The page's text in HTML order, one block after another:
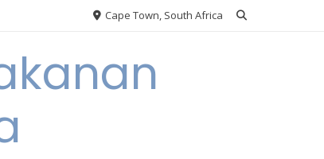
Cape Town, South Africa